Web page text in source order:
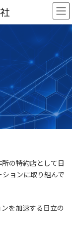
の特約店として日
ョンに取り組んで
を加速する日立の